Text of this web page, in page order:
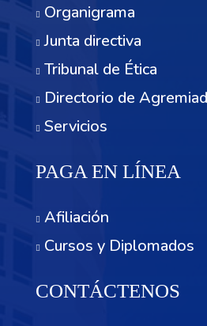
Organigrama
Junta directiva
Tribunal de Ética
Directorio de
Servicios
PAGA EN LÍNEA
Afiliación
Cursos y Diplomados
CONTÁCTENOS